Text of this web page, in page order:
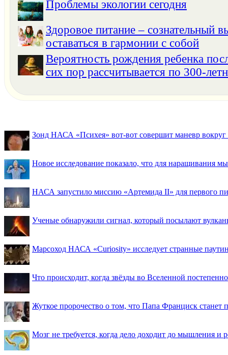
Проблемы экологии сегодня
Здоровое питание – сознательный
оставаться в гармонии с собой
Вероятность рождения ребенка
сих пор рассчитывается по 300-
Зонд НАСА «Психея» вот-вот совершит маневр вокруг
Новое исследование показало, что для наращивания
НАСА запустило миссию «Артемида II» для первого
Ученые обнаружили сигнал, который посылают
Марсоход НАСА «Curiosity» исследует странные
Что происходит, когда звёзды во Вселенной
Жуткое пророчество о том, что Папа Франциск
Мозг не требуется, когда дело доходит до мышления и